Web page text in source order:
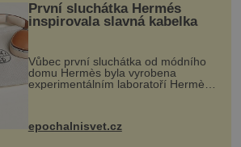
První sluchátka Hermés
inspirovala slavná kabelka
Vůbec první sluchátka od módního
domu Hermès byla vyrobena
experimentálním laboratoří Hermès
kovový...
epochalnisvet.cz